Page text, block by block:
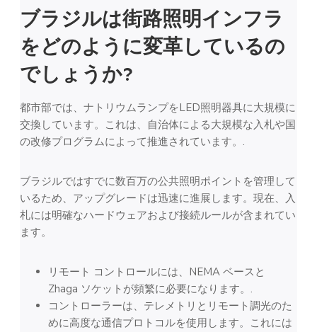
ブラジルは街路照明インフラ
をどのように変革しているの
でしょうか?
都市部では、ナトリウムランプをLED照明器具に大規模に
交換しています。これは、自治体による大規模な入札や国
の改修プログラムによって推進されています。.
ブラジルではすでに数百万の公共照明ポイントを管理して
いるため、アップグレードは迅速に進展します。現在、入
札には明確なハードウェアおよび接続ルールが含まれてい
ます。
リモート コントロールには、NEMA ベースと
Zhaga ソケットが頻繁に必要になります。.
コントローラーは、テレメトリとリモート調光のた
めに高度な通信プロトコルを使用します。これには